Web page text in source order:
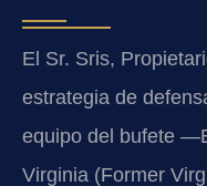
El Sr. Sris,
estrategia de
equipo del bufete
Virginia (Former